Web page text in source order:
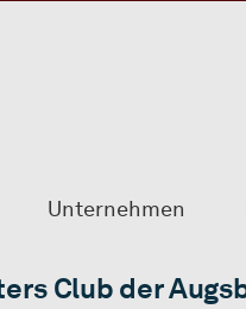
Unternehmen
Club der